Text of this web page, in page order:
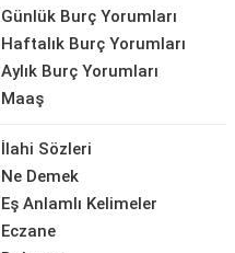
Günlük Burç Yorumları
Haftalık Burç Yorumları
Aylık Burç Yorumları
Maaş
İlahi Sözleri
Ne Demek
Eş Anlamlı Kelimeler
Eczane